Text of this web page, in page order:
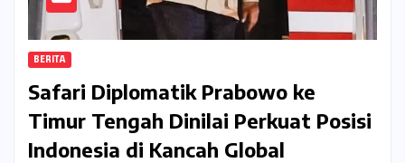
BERITA
Safari Diplomatik Prabowo ke
Timur Tengah Dinilai Perkuat Posisi
Indonesia di Kancah Global